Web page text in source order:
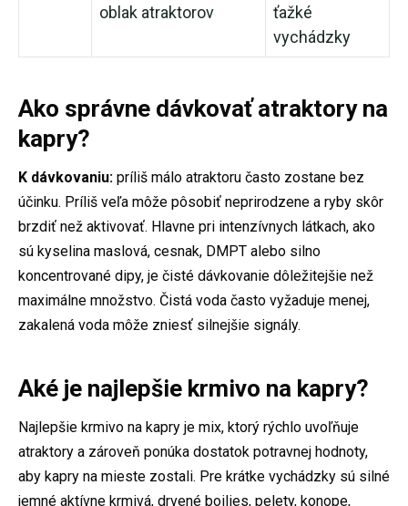
oblak atraktorov
ťažké
vychádzky
Ako správne dávkovať atraktory na
kapry?
K dávkovaniu: príliš málo atraktoru často zostane bez
účinku. Príliš veľa môže pôsobiť neprirodzene a ryby skôr
brzdiť než aktivovať. Hlavne pri intenzívnych látkach, ako
sú kyselina maslová, cesnak, DMPT alebo silno
koncentrované dipy, je čisté dávkovanie dôležitejšie než
maximálne množstvo. Čistá voda často vyžaduje menej,
zakalená voda môže zniesť silnejšie signály.
Aké je najlepšie krmivo na kapry?
Najlepšie krmivo na kapry je mix, ktorý rýchlo uvoľňuje
atraktory a zároveň ponúka dostatok potravnej hodnoty,
aby kapry na mieste zostali. Pre krátke vychádzky sú silné
jemné aktívne krmivá, drvené boilies, pelety, konope,